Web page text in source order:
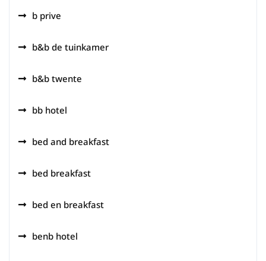
b prive
b&b de tuinkamer
b&b twente
bb hotel
bed and breakfast
bed breakfast
bed en breakfast
benb hotel